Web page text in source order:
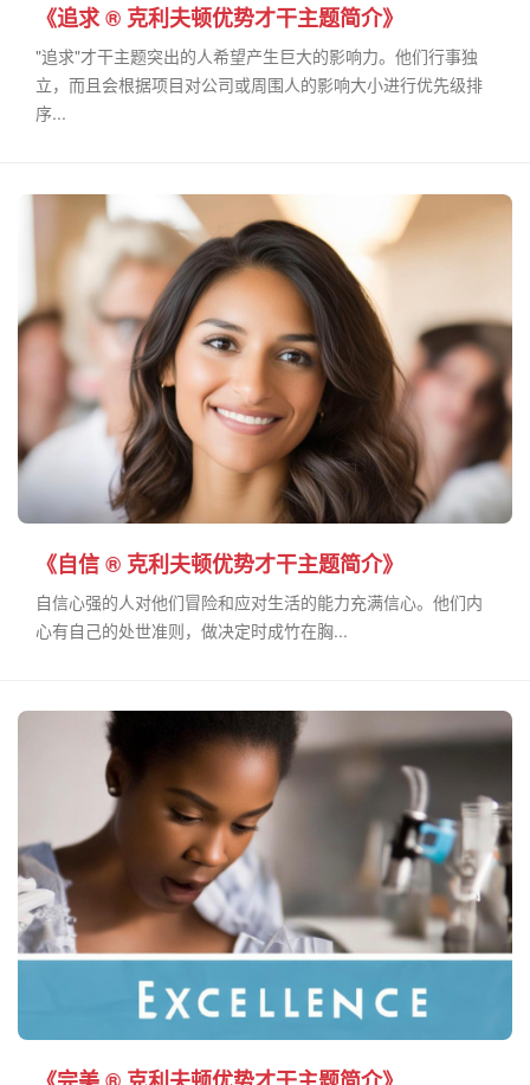
《追求 ® 克利夫顿优势才干主题简介》
"追求"才干主题突出的人希望产生巨大的影响力。他们行事独
立，而且会根据项目对公司或周围人的影响大小进行优先级排
序...
《自信 ® 克利夫顿优势才干主题简介》
自信心强的人对他们冒险和应对生活的能力充满信心。他们内
心有自己的处世准则，做决定时成竹在胸...